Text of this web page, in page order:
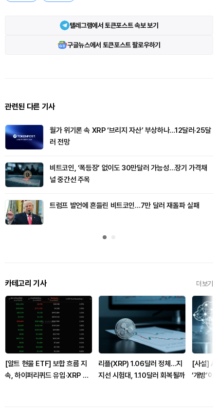
텔레그램에서 토큰포스트 속보 보기
구글뉴스에서 토큰포스트 팔로우하기
관련된 다른 기사
월가 위기론 속 XRP ‘브리지 자산’ 부상하나…12달러·25달
러 전망
비트코인, ‘폭등장’ 없이도 30만달러 가능성…장기 가격채
널 중간선 주목
트럼프 발언에 흔들린 비트코인…7만 달러 재돌파 실패
카테고리 기사 더보기
[알트 현물 ETF] 보합 흐름 지
속, 하이퍼리퀴드 유입·XRP 유
리플(XRP) 1.06달러 정체…지
지선 시험대, 1.10달러 회복될까
[사설]
‘개방’이